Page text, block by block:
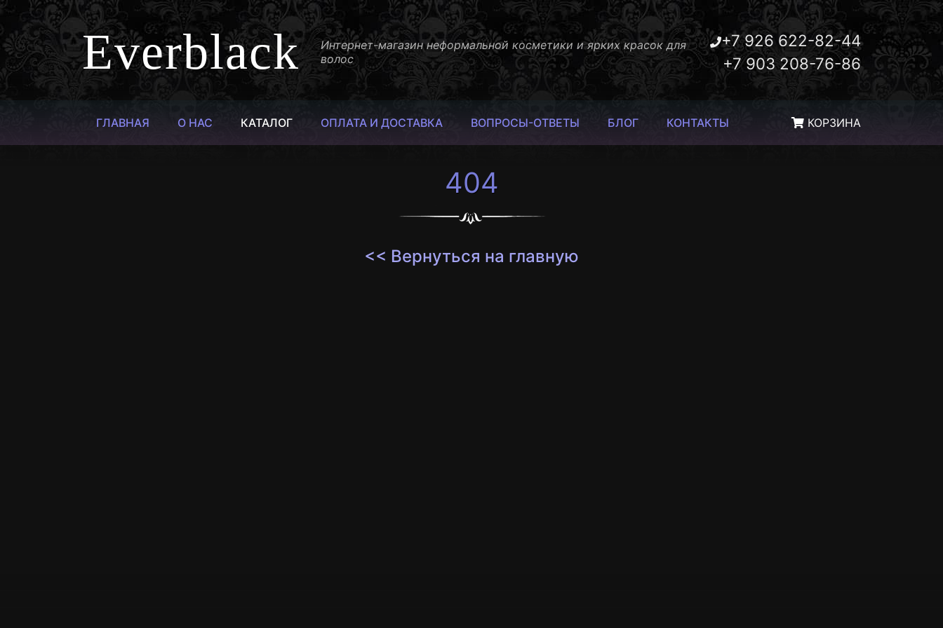
Everblack
Интернет-магазин неформальной косметики и ярких красок для
волос
+7 926 622-82-44
+7 903 208-76-86
ГЛАВНАЯ О НАС КАТАЛОГ ОПЛАТА И ДОСТАВКА ВОПРОСЫ-ОТВЕТЫ БЛОГ КОНТАКТЫ КОРЗИНА
404
<< Вернуться на главную